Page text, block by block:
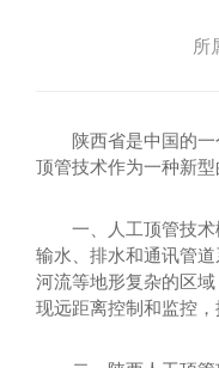
陕所
陕西省是中国的
顶管技术作为一种新
一、人工顶管技
输水、排水和通讯管
河流等地形复杂的区
现远距离控制和监控，